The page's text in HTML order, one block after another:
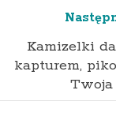
Kamizelki
kapturem,
Twoja